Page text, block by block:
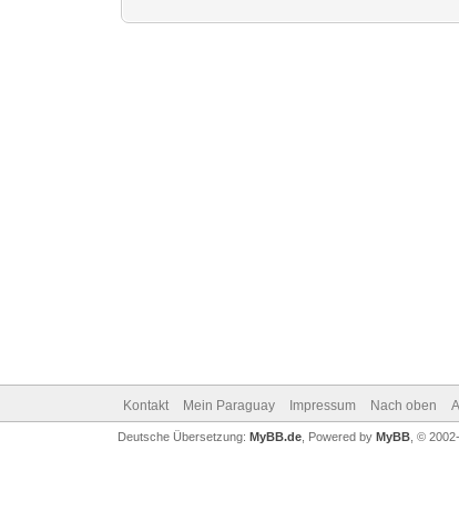
Kontakt Mein Paraguay Impressum Nach oben
Deutsche Übersetzung: MyBB.de, Powered by MyBB, ©